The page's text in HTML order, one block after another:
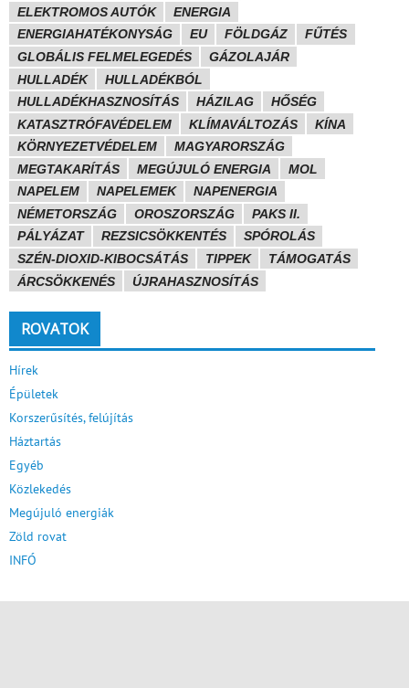
ELEKTROMOS AUTÓK
ENERGIA
ENERGIAHATÉKONYSÁG
EU FÖLDGÁZ
FŰTÉS
GLOBÁLIS FELMELEGEDÉS
GÁZOLAJÁR
HULLADÉK
HULLADÉKBÓL
HULLADÉKHASZNOSÍTÁS
HÁZILAG
HŐSÉG
KATASZTRÓFAVÉDELEM
KLÍMAVÁLTOZÁS
KÍNA
KÖRNYEZETVÉDELEM
MAGYARORSZÁG
MEGTAKARÍTÁS
MEGÚJULÓ ENERGIA
MOL
NAPELEM
NAPELEMEK
NAPENERGIA
NÉMETORSZÁG
OROSZORSZÁG
PAKS II.
PÁLYÁZAT
REZSICSÖKKENTÉS
SPÓROLÁS
SZÉN-DIOXID-KIBOCSÁTÁS
TIPPEK
TÁMOGATÁS
ÁRCSÖKKENÉS
ÚJRAHASZNOSÍTÁS
ROVATOK
Hírek
Épületek
Korszerűsítés, felújítás
Háztartás
Egyéb
Közlekedés
Megújuló energiák
Zöld rovat
INFÓ